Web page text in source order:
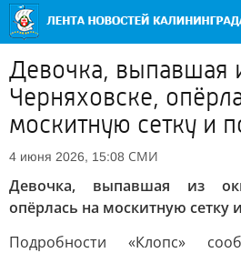
Девочка, выпавшая
Черняховске,
москитную сетку и
4 июня 2026, 15:08 СМИ
Девочка, выпавшая из
опёрлась на москитную сетку
Подробности «Клопс»